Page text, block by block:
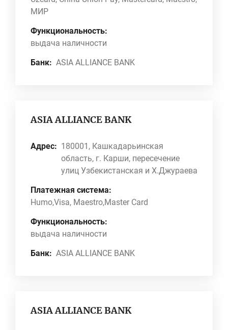
МИР
Функциональность:
выдача наличности
Банк: ASIA ALLIANCE BANK
ASIA ALLIANCE BANK
Адрес: 180001, Кашкадарьинская
область, г. Карши, пересечение
улиц Узбекистанская и Х.Джураева
Платежная система:
Humo,Visa, Maestro,Master Card
Функциональность:
выдача наличности
Банк: ASIA ALLIANCE BANK
ASIA ALLIANCE BANK